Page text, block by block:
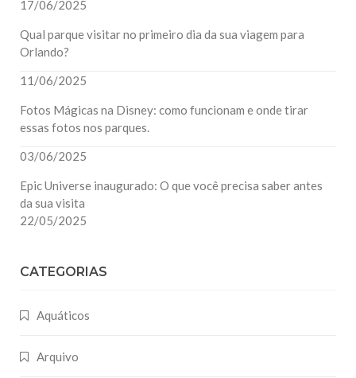
17/06/2025
Qual parque visitar no primeiro dia da sua viagem para
Orlando?
11/06/2025
Fotos Mágicas na Disney: como funcionam e onde tirar
essas fotos nos parques.
03/06/2025
Epic Universe inaugurado: O que você precisa saber antes
da sua visita
22/05/2025
CATEGORIAS
Aquáticos
Arquivo